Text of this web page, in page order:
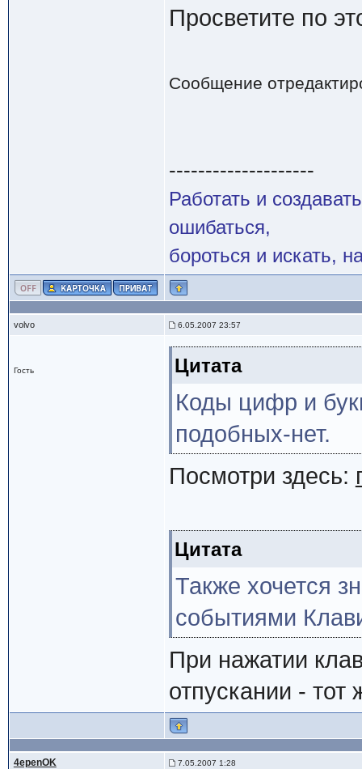
Просветите по
Сообщение
--------------------
Работать и
ошибаться,
бороться и искать,
volvo 6.05.2007 23:57
Гость Цитата
Коды цифр и
подобных-нет.
Посмотри здесь:
Цитата
Также хочется
событиями
При нажатии
отпускании -
4epenOK 7.05.2007 1:28